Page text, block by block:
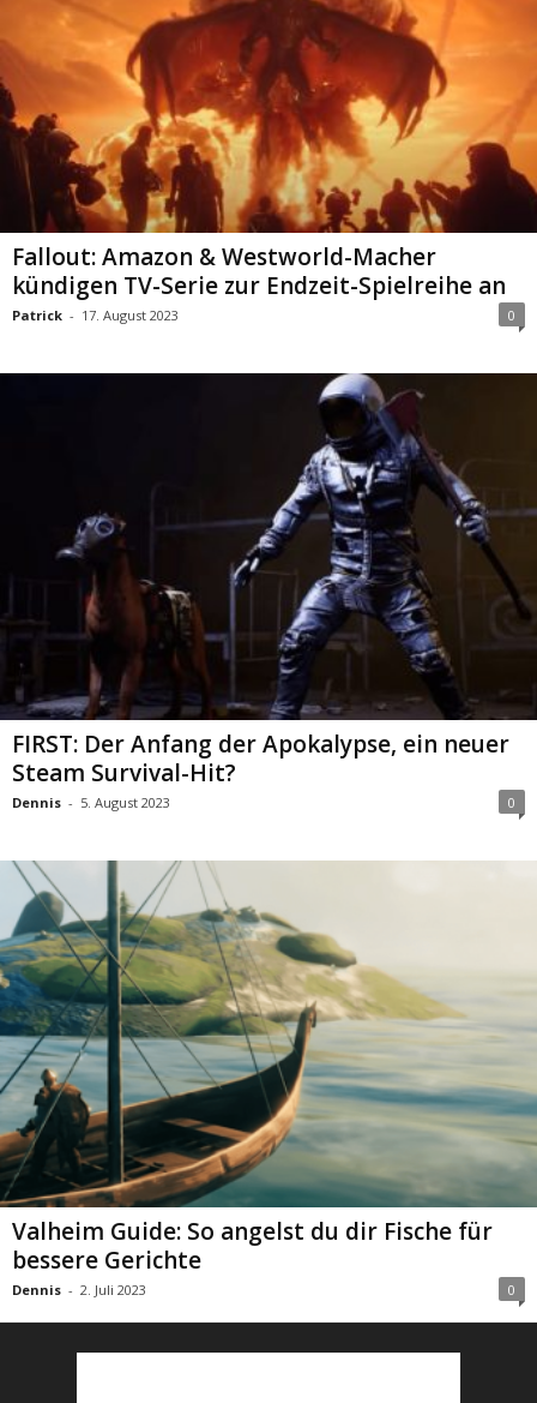
Fallout: Amazon & Westworld-Macher
kündigen TV-Serie zur Endzeit-Spielreihe an
Patrick - 17. August 2023 0
FIRST: Der Anfang der Apokalypse, ein neuer
Steam Survival-Hit?
Dennis - 5. August 2023 0
Valheim Guide: So angelst du dir Fische für
bessere Gerichte
Dennis - 2. Juli 2023 0